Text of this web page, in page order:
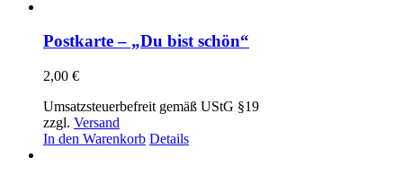
Postkarte – „Du bist schön“
2,00 €
Umsatzsteuerbefreit gemäß UStG §19
zzgl. Versand
In den Warenkorb Details